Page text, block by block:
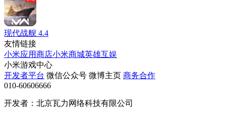
现代战舰 4.4
友情链接
小米应用商店小米商城英雄互娱
小米游戏中心
开发者平台 微信公众号 微博主页 商务合作
010-60606666
开发者：北京瓦力网络科技有限公司